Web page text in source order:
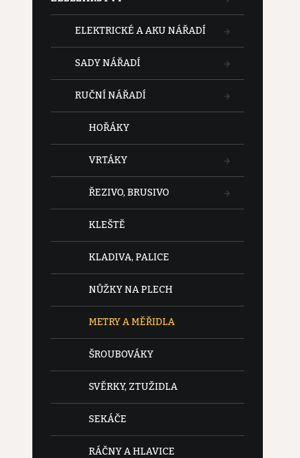
ELEKTRICKÉ A AKU NÁŘADÍ
SADY NÁŘADÍ
RUČNÍ NÁŘADÍ
HOŘÁKY
VRTÁKY
ŘEZIVO, BRUSIVO
KLEŠTĚ
KLADIVA, PALICE
NŮŽKY NA PLECH
METRY A MĚŘIDLA
ŠROUBOVÁKY
SVĚRKY, ZTUŽIDLA
SEKÁČE
RÁČNY A HLAVICE